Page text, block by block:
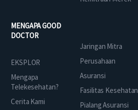
MENGAPA GOOD
DOCTOR
EKSPLOR
Mengapa
Telekesehatan?
Cerita Kami
Jaringan Mitra
Perusahaan
Asuransi
Fasilitas Kesehatan
Pialang Asuransi